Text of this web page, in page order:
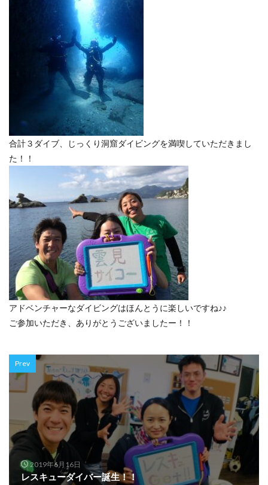
合計３ダイブ、じっくり洞窟ダイビングを満喫していただきまし
た！！
アドベンチャーなダイビングはほんとうに楽しいですね♪♪
ご参加いただき、ありがとうございましたー！！
Prev
2019年6月16日
レスキューダイバー誕生！！